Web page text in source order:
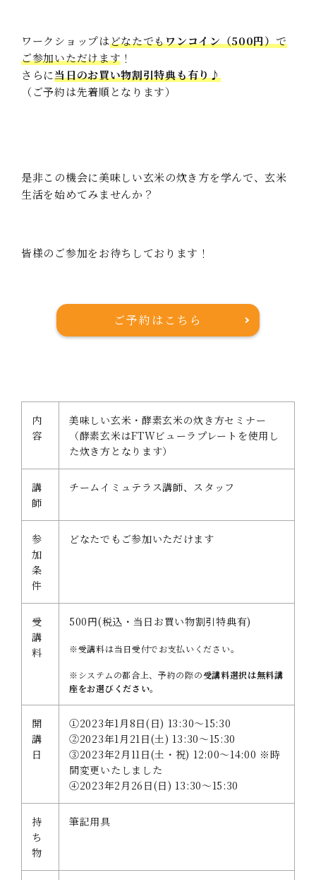
ワークショップはどなたでもワンコイン（500円）で
ご参加いただけます ！
さらに当日のお買い物割引特典も有り♪
（ご予約は先着順となります）
是非この機会に美味しい玄米の炊き方を学んで、玄米
生活を始めてみませんか？
皆様のご参加をお待ちしております！
ご予約はこちら
内
容
美味しい玄米・酵素玄米の炊き方セミナー
（酵素玄米はFTWビューラプレートを使用し
た炊き方となります）
講
師
チームイミュテラス講師、スタッフ
参
加
条
件
どなたでもご参加いただけます
受
講
料
500円(税込・当日お買い物割引特典有)
※受講料は当日受付でお支払いください。
※システムの都合上、予約の際の受講料選択は無料講
座をお選びください。
開
講
日
①2023年1月8日(日) 13:30～15:30
②2023年1月21日(土) 13:30～15:30
③2023年2月11日(土・祝) 12:00～14:00 ※時
間変更いたしました
④2023年2月26日(日) 13:30～15:30
持
ち
物
筆記用具